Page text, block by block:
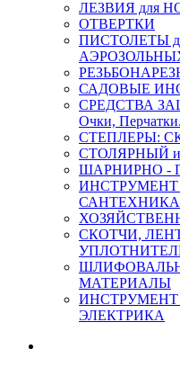
ЛЕЗВИЯ для
ОТВЕРТКИ
ПИСТОЛЕТЫ
САДОВЫЕ
СРЕДСТВА
Очки,
СТЕПЛЕРЫ:
СТОЛЯРНЫЙ
ШАРНИРНО -
САНТЕХНИКА
СКОТЧИ,
МАТЕРИАЛЫ
ЭЛЕКТРИКА